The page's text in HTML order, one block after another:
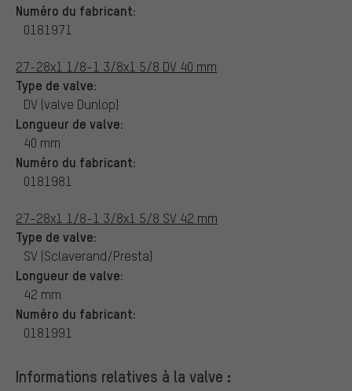
Numéro du fabricant:
0181971
27-28x1 1/8-1 3/8x1 5/8 DV 40 mm
Type de valve:
DV (valve Dunlop)
Longueur de valve:
40 mm
Numéro du fabricant:
0181981
27-28x1 1/8-1 3/8x1 5/8 SV 42 mm
Type de valve:
SV (Sclaverand/Presta)
Longueur de valve:
42 mm
Numéro du fabricant:
0181991
Informations relatives à la valve :